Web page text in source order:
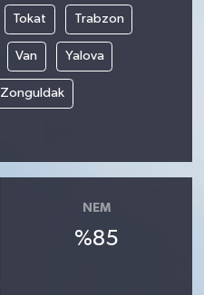
Tokat Trabzon
Van Yalova
Zonguldak
NEM
%85